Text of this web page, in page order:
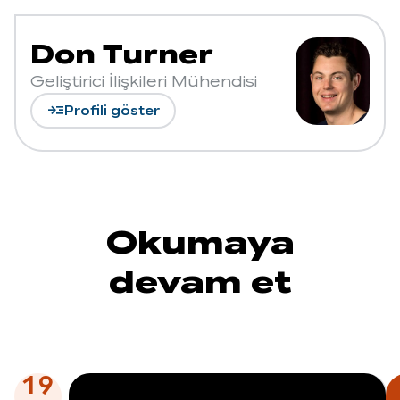
Don Turner
Geliştirici İlişkileri Mühendisi
read_moreProfili göster
Okumaya
devam et
19